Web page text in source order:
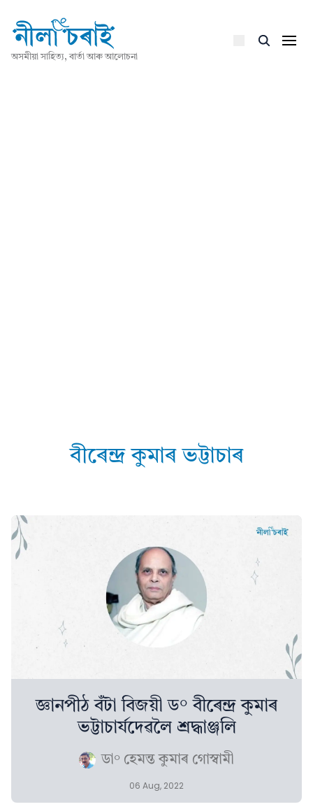
অসমীয়া সাহিত্য, বাৰ্তা আৰু আলোচনা
বীৰেন্দ্ৰ কুমাৰ ভট্টাচাৰ
জ্ঞানপীঠ বঁটা বিজয়ী ড° বীৰেন্দ্ৰ কুমাৰ
ভট্টাচাৰ্যদেৱলৈ শ্ৰদ্ধাঞ্জলি
ডা° হেমন্ত কুমাৰ গোস্বামী
06 Aug, 2022